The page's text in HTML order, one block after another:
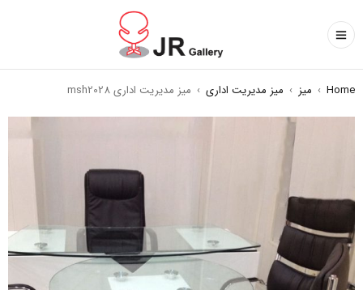
Home
› میز › میز مدیریت اداری › میز مدیریت اداری msh2028